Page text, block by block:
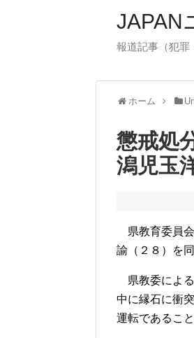
JAPAN
報道記事（犯罪
ホーム
懲戒処
潟児玉
県教育委員会
諭（２８）を
県教委による
中に縁石に衝
運転であるこ